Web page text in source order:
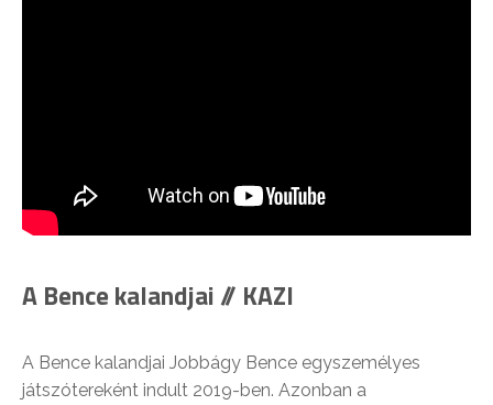
A Bence kalandjai // KAZI
A Bence kalandjai Jobbágy Bence egyszemélyes
játszótereként indult 2019-ben. Azonban a